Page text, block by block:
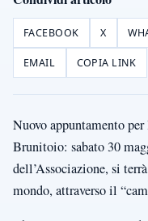
FACEBOOK X
EMAIL COPIA LINK
Nuovo appuntamento
Brunitoio: sabato 30
dell’Associazione, si
mondo, attraverso il